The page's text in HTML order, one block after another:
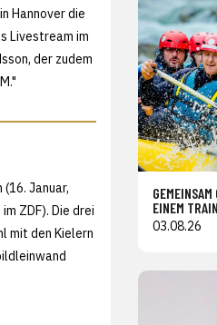
Hannover die
Livestream im
der zudem
Januar,
ZDF). Die drei
mit den Kielern
EINEM
03.08.26